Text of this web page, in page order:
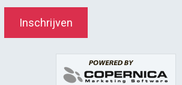
Inschrijven